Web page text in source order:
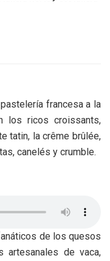
francesa a la
los ricos croissants,
tatin, la crême brûlée,
canelés y crumble.
de los quesos
artesanales de vaca,